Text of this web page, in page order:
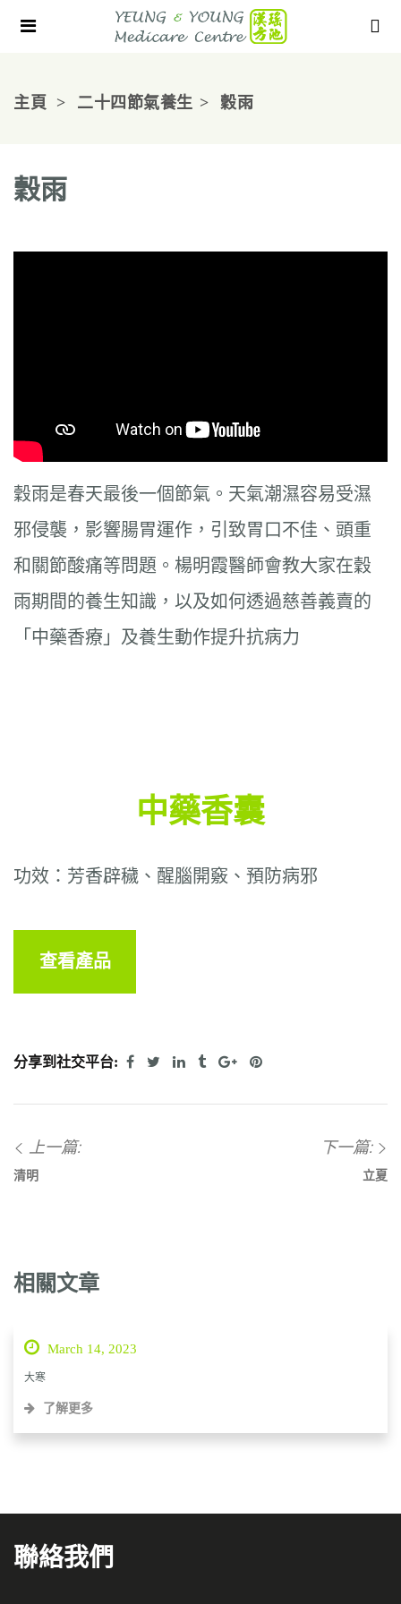
主頁 二十四節氣養生 穀雨
穀雨
穀雨是春天最後一個節氣。天氣潮濕容易受濕
邪侵襲，影響腸胃運作，引致胃口不佳、頭重
和關節酸痛等問題。楊明霞醫師會教大家在穀
雨期間的養生知識，以及如何透過慈善義賣的
「中藥香療」及養生動作提升抗病力
中藥香囊
功效：芳香辟穢、醒腦開竅、預防病邪
查看產品
分享到社交平台:
上一篇:
清明
下一篇:
立夏
相關文章
March 14, 2023
大寒
了解更多
聯絡我們